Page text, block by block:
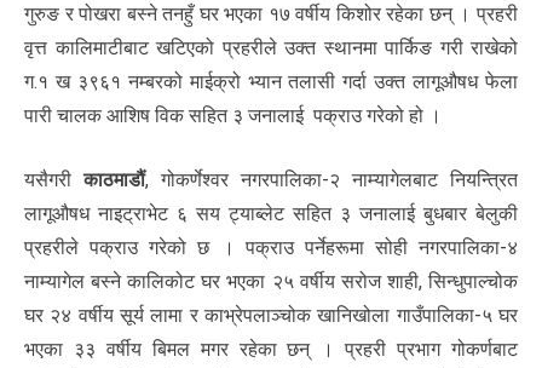
गुरुङ र पोखरा बस्ने तनहुँ घर भएका १७ वर्षीय किशोर रहेका छन् । प्रहरी
वृत्त कालिमाटीबाट खटिएको प्रहरीले उक्त स्थानमा पार्किङ गरी राखेको
ग.१ ख ३९६१ नम्बरको माईक्रो भ्यान तलासी गर्दा उक्त लागूऔषध फेला
पारी चालक आशिष विक सहित ३ जनालाई पक्राउ गरेको हो ।
यसैगरीकाठमाडौं, गोकर्णेश्‍वर नगरपालिका-२ नाम्यागेलबाट नियन्त्रित
लागूऔषध नाइट्राभेट ६ सय ट्याब्लेट सहित ३ जनालाई बुधबार बेलुकी
प्रहरीले पक्राउ गरेको छ । पक्राउ पर्नेहरूमा सोही नगरपालिका-४
नाम्यागेल बस्ने कालिकोट घर भएका २५ वर्षीय सरोज शाही, सिन्धुपाल्चोक
घर २४ वर्षीय सूर्य लामा र काभ्रेपलाञ्चोक खानिखोला गाउँपालिका-५ घर
भएका ३३ वर्षीय बिमल मगर रहेका छन् । प्रहरी प्रभाग गोकर्णबाट